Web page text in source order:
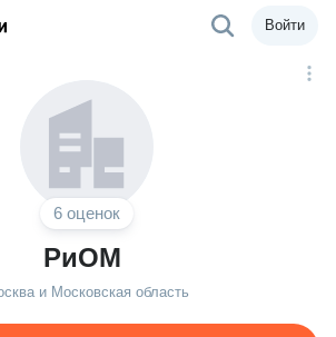
Войти
6 оценок
РиОМ
и Московская область